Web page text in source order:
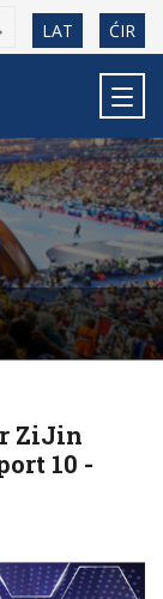
LAT ĆIR
ZiJin
10 -